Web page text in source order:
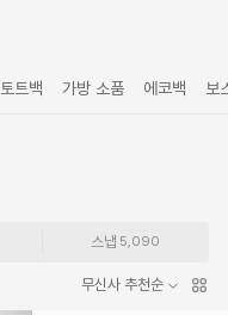
토트백 가방 소품 에코백 보
스냅 5,090
무신사 추천순